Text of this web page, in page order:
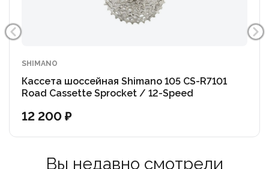
SHIMANO
Кассета шоссейная Shimano 105 CS-R7101
Road Cassette Sprocket / 12-Speed
12 200 ₽
Вы недавно смотрели